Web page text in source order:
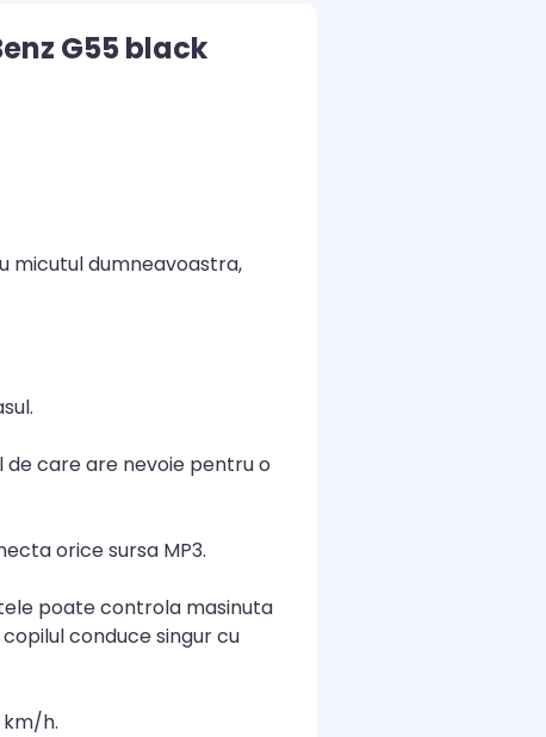
G55 black
micutul dumneavoastra,
care are nevoie pentru o
orice sursa MP3.
poate controla masinuta
conduce singur cu
km/h.